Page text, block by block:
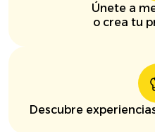
Únete a
o crea tu
Descubre